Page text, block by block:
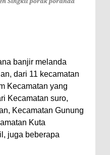
banjir melanda
dari 11 kecamatan
Kecamatan yang
Kecamatan suro,
Kecamatan Gunung
Kuta
juga beberapa